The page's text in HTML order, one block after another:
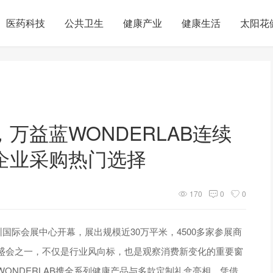
医药科技 公共卫生 健康产业 健康生活 太阳花
益蓝WONDERLAB连续
业采购热门选择
170 0 0
际会展中心开幕，展出规模近30万平米，4500多家参展商
之一，不仅是行业风向标，也是观察消费新变化的重要窗
携全系列健康产品与多款定制礼盒亮相，凭借